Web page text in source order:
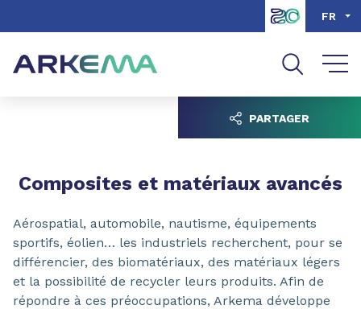
Aller à la recherche
FR
Composites et matériaux avancés
Aérospatial, automobile, nautisme, équipements
sportifs, éolien… les industriels recherchent, pour se
différencier, des biomatériaux, des matériaux légers
et la possibilité de recycler leurs produits. Afin de
répondre à ces préoccupations, Arkema développe
PARTAGER